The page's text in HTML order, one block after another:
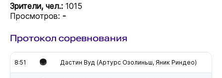
Зрители, чел.: 1015
Просмотров: -
Протокол соревнования
8:51 Дастин Вуд (Артурс Озолиньш, Яник Риндео)